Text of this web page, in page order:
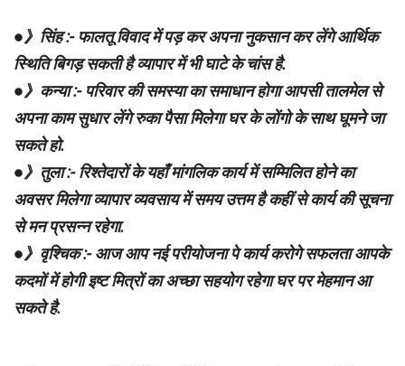
●》सिंह :- फालतू विवाद में पड़ कर अपना नुकसान कर लेंगे आर्थिक
स्थिति बिगड़ सकती है व्यापार में भी घाटे के चांस है.
●》कन्या :- परिवार की समस्या का समाधान होगा आपसी तालमेल से
अपना काम सुधार लेंगे रुका पैसा मिलेगा घर के लोंगो के साथ घूमने जा
सकते हो.
●》तुला :- रिश्तेदारों के यहाँ मांगलिक कार्य में सम्मिलित होने का
अवसर मिलेगा व्यापार व्यवसाय में समय उत्तम है कहीं से कार्य की सूचना
से मन प्रसन्न रहेगा.
●》वृश्चिक :- आज आप नई परीयोजना पे कार्य करोगे सफलता आपके
कदमों में होगी इष्ट मित्रों का अच्छा सहयोग रहेगा घर पर मेहमान आ
सकते है.